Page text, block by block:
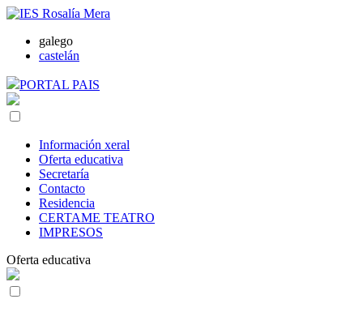
galego
castelán
PORTAL PAIS
Información xeral
Oferta educativa
Secretaría
Contacto
Residencia
CERTAME TEATRO
IMPRESOS
Oferta educativa